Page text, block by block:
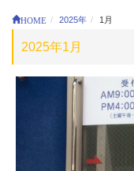
HOME 2025年 1月
2025年1月